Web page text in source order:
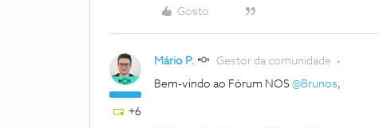
Gosto
+6
Mário P. Gestor da comunidade
Bem-vindo ao Fórum NOS @Brunos,